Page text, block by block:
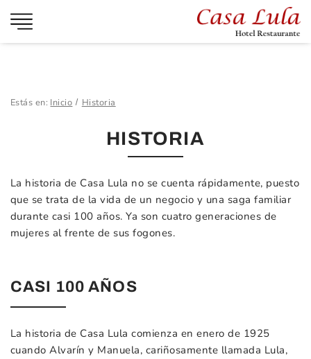
Estás en: Inicio Historia
HISTORIA
La historia de Casa Lula no se cuenta rápidamente, puesto
que se trata de la vida de un negocio y una saga familiar
durante casi 100 años. Ya son cuatro generaciones de
mujeres al frente de sus fogones.
CASI 100 AÑOS
La historia de Casa Lula comienza en enero de 1925
cuando Alvarín y Manuela, cariñosamente llamada Lula,